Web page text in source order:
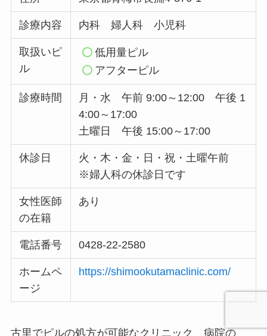
診療内容 内科 婦人科 小児科
取扱いピ
ル
低用量ピル
アフターピル
診療時間
月・水 午前 9:00～12:00 午後 1
4:00～17:00
土曜日 午後 15:00～17:00
休診日
火・木・金・日・祝・土曜午前
※婦人科の休診日です
女性医師
の在籍
あり
電話番号 0428-22-2580
ホームペ
ージ
https://shimookutamaclinic.com/
古里でピルの処方が可能なクリニック、病院の